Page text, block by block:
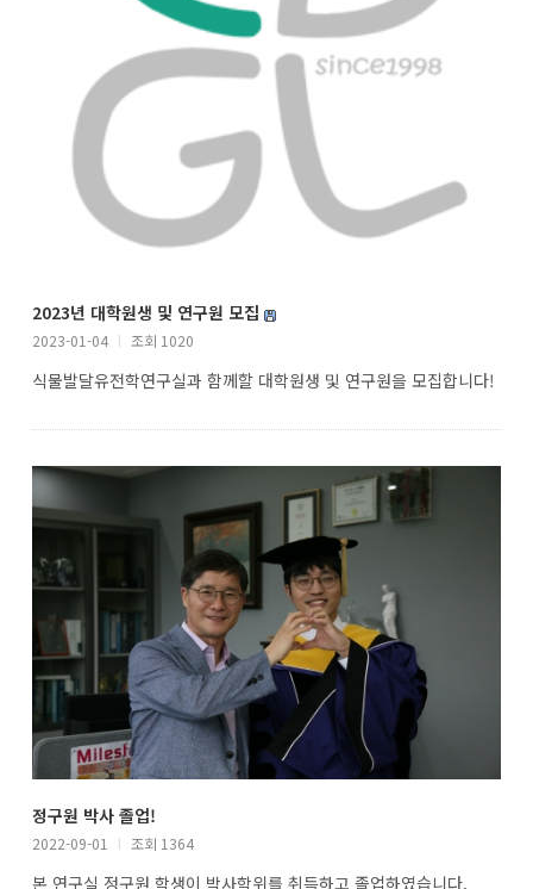
2023년 대학원생 및 연구원 모집
2023-01-04 l 조회 1020
식물발달유전학연구실과 함께할 대학원생 및 연구원을 모집합니다!
정구원 박사 졸업!
2022-09-01 l 조회 1364
본 연구실 정구원 학생이 박사학위를 취득하고 졸업하였습니다.